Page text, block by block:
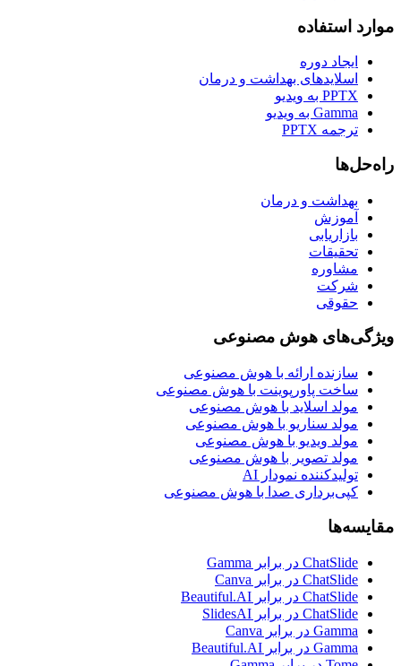
موارد استفاده
ایجاد دوره
اسلایدهای بهداشت و درمان
PPTX به ویدیو
Gamma به ویدیو
ترجمه PPTX
راه‌حل‌ها
بهداشت و درمان
آموزش
بازاریابی
تحقیقات
مشاوره
شرکت
حقوقی
ویژگی‌های هوش مصنوعی
سازنده ارائه با هوش مصنوعی
ساخت پاورپوینت با هوش مصنوعی
مولد اسلاید با هوش مصنوعی
مولد سناریو با هوش مصنوعی
مولد ویدیو با هوش مصنوعی
مولد تصویر با هوش مصنوعی
تولیدکننده نمودار AI
کپی‌برداری صدا با هوش مصنوعی
مقایسه‌ها
ChatSlide در برابر Gamma
ChatSlide در برابر Canva
ChatSlide در برابر Beautiful.AI
ChatSlide در برابر SlidesAI
Gamma در برابر Canva
Gamma در برابر Beautiful.AI